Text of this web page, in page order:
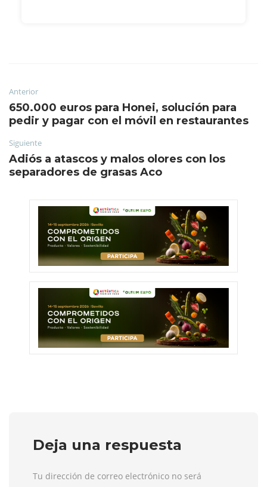
Anterior
650.000 euros para Honei, solución para
pedir y pagar con el móvil en restaurantes
Siguiente
Adiós a atascos y malos olores con los
separadores de grasas Aco
Deja una respuesta
Tu dirección de correo electrónico no será